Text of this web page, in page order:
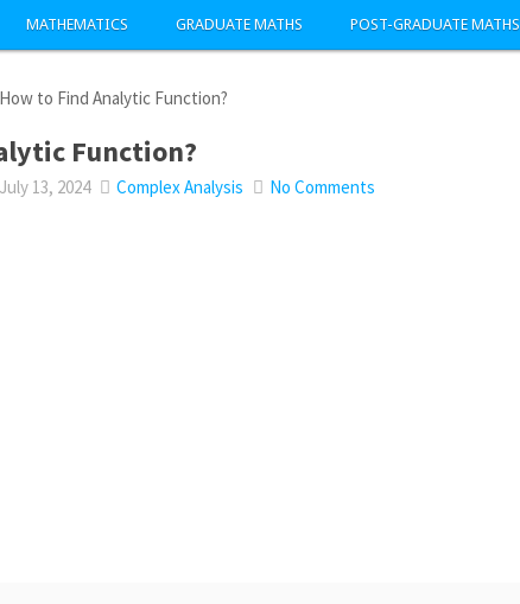
MATHEMATICS GRADUATE MATHS POST-GRADUATE MATHS
How to Find Analytic Function?
Function?
July 13, 2024 Complex Analysis No Comments